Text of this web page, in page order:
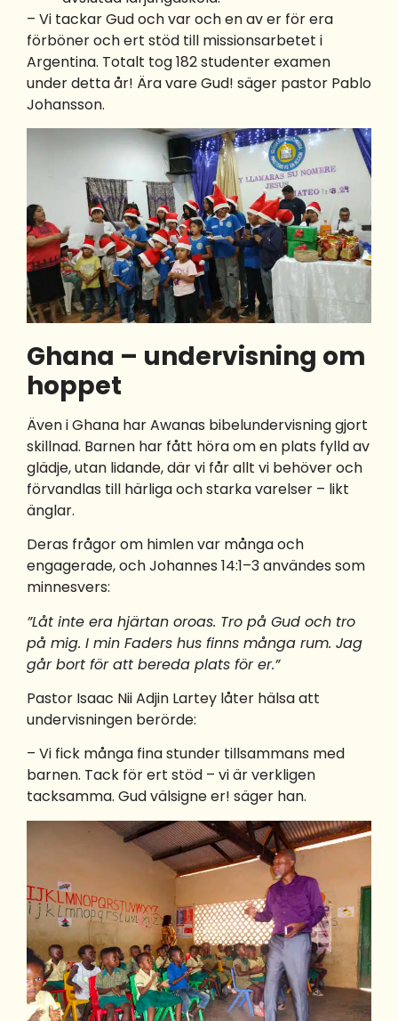
– Vi tackar Gud och var och en av er för era
förböner och ert stöd till missionsarbetet i
Argentina. Totalt tog 182 studenter examen
under detta år! Ära vare Gud! säger pastor Pablo
Johansson.
Ghana – undervisning om
hoppet
Även i Ghana har Awanas bibelundervisning gjort
skillnad. Barnen har fått höra om en plats fylld av
glädje, utan lidande, där vi får allt vi behöver och
förvandlas till härliga och starka varelser – likt
änglar.
Deras frågor om himlen var många och
engagerade, och Johannes 14:1–3 användes som
minnesvers:
”Låt inte era hjärtan oroas. Tro på Gud och tro
på mig. I min Faders hus finns många rum. Jag
går bort för att bereda plats för er.”
Pastor Isaac Nii Adjin Lartey låter hälsa att
undervisningen berörde:
– Vi fick många fina stunder tillsammans med
barnen. Tack för ert stöd – vi är verkligen
tacksamma. Gud välsigne er! säger han.